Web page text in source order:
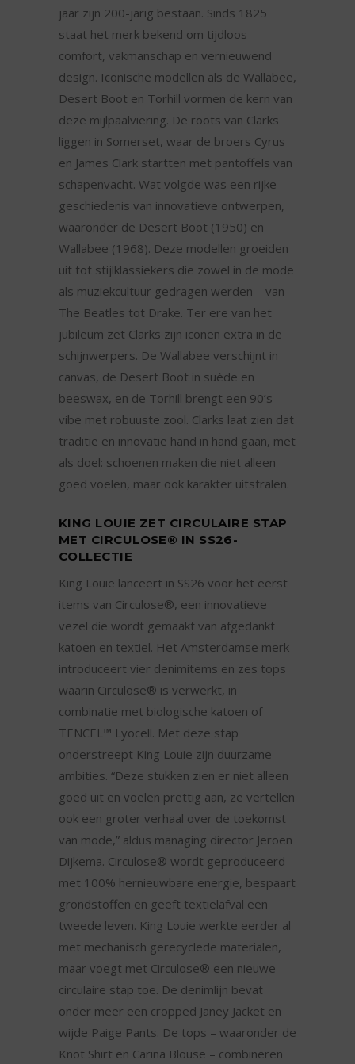
jaar zijn 200-jarig bestaan. Sinds 1825
staat het merk bekend om tijdloos
comfort, vakmanschap en vernieuwend
design. Iconische modellen als de Wallabee,
Desert Boot en Torhill vormen de kern van
deze mijlpaalviering. De roots van Clarks
liggen in Somerset, waar de broers Cyrus
en James Clark startten met pantoffels van
schapenvacht. Wat volgde was een rijke
geschiedenis van innovatieve ontwerpen,
waaronder de Desert Boot (1950) en
Wallabee (1968). Deze modellen groeiden
uit tot stijlklassiekers die zowel in de mode
als muziekcultuur gedragen werden – van
The Beatles tot Drake. Ter ere van het
jubileum zet Clarks zijn iconen extra in de
schijnwerpers. De Wallabee verschijnt in
canvas, de Desert Boot in suède en
beeswax, en de Torhill brengt een 90’s
vibe met robuuste zool. Clarks laat zien dat
traditie en innovatie hand in hand gaan, met
als doel: schoenen maken die niet alleen
goed voelen, maar ook karakter uitstralen.
KING LOUIE ZET CIRCULAIRE STAP
MET CIRCULOSE® IN SS26-
COLLECTIE
King Louie lanceert in SS26 voor het eerst
items van Circulose®, een innovatieve
vezel die wordt gemaakt van afgedankt
katoen en textiel. Het Amsterdamse merk
introduceert vier denimitems en zes tops
waarin Circulose® is verwerkt, in
combinatie met biologische katoen of
TENCEL™ Lyocell. Met deze stap
onderstreept King Louie zijn duurzame
ambities. “Deze stukken zien er niet alleen
goed uit en voelen prettig aan, ze vertellen
ook een groter verhaal over de toekomst
van mode,” aldus managing director Jeroen
Dijkema. Circulose® wordt geproduceerd
met 100% hernieuwbare energie, bespaart
grondstoffen en geeft textielafval een
tweede leven. King Louie werkte eerder al
met mechanisch gerecyclede materialen,
maar voegt met Circulose® een nieuwe
circulaire stap toe. De denimlijn bevat
onder meer een cropped Janey Jacket en
wijde Paige Pants. De tops – waaronder de
Knot Shirt en Carina Blouse – combineren